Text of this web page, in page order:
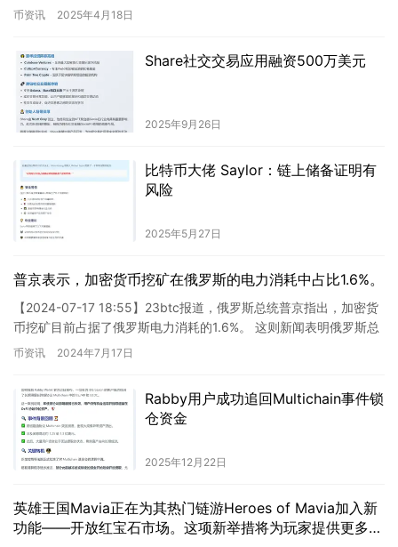
国香港的重要工作访问，与香港金融监管高层展开深度对话 *…
币资讯 2025年4月18日
Share社交交易应用融资500万美元
2025年9月26日
比特币大佬 Saylor：链上储备证明有
风险
2025年5月27日
普京表示，加密货币挖矿在俄罗斯的电力消耗中占比1.6%。
【2024-07-17 18:55】23btc报道，俄罗斯总统普京指出，加密货
币挖矿目前占据了俄罗斯电力消耗的1.6%。 这则新闻表明俄罗斯总
统普京对加密货币挖矿在俄罗斯的电力消耗…
币资讯 2024年7月17日
Rabby用户成功追回Multichain事件锁
仓资金
2025年12月22日
英雄王国Mavia正在为其热门链游Heroes of Mavia加入新
功能——开放红宝石市场。这项新举措将为玩家提供更多选